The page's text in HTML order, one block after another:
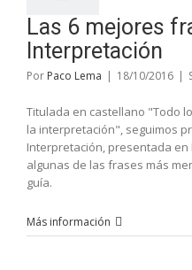
Las 6 mejores
Interpretación
Por Paco Lema | 18/10/2016 |
Titulada en castellano "Todo
la interpretación", seguimos
Interpretación, presentada en
algunas de las frases más
guía.
Más información